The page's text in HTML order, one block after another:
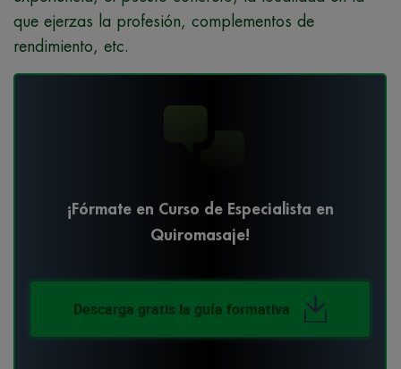
que ejerzas la profesión, complementos de
rendimiento, etc.
¡Fórmate en Curso de Especialista en
Quiromasaje!
Descarga gratis la guía formativa